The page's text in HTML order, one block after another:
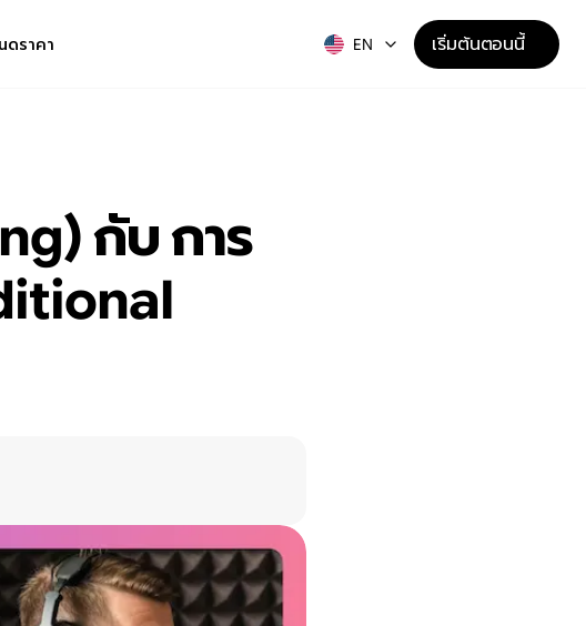
ดราคา EN เริ่มต้นตอนนี้
กับ การ